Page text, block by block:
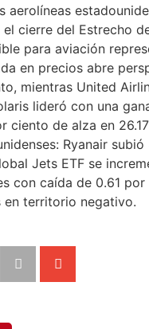
aerolíneas
cierre del Estrecho
para aviación
en precios abre
mientras United
lideró con una
ciento de alza en
Ryanair
Jets ETF se
con caída de 0.61 por
en territorio negativo.